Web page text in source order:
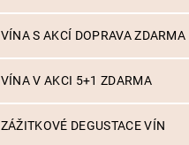
VÍNA S AKCÍ DOPRAVA ZDARMA
VÍNA V AKCI 5+1 ZDARMA
ZÁŽITKOVÉ DEGUSTACE VÍN